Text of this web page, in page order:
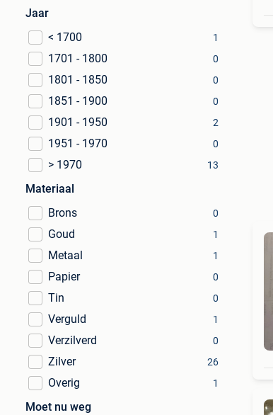
Jaar
< 1700
1
1701 - 1800 0
1801 - 1850 0
1851 - 1900 0
1901 - 1950 2
1951 - 1970 0
> 1970 13
Materiaal
Brons
0
Goud 1
Metaal 1
Papier 0
Tin 0
Verguld 1
Verzilverd 0
Zilver 26
Overig 1
Moet nu weg